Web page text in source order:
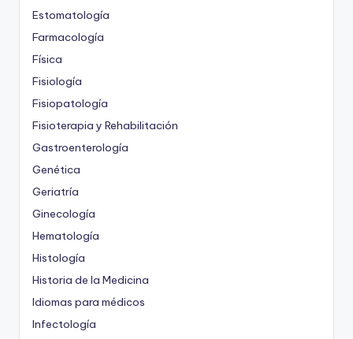
Estomatología
Farmacología
Física
Fisiología
Fisiopatología
Fisioterapia y Rehabilitación
Gastroenterología
Genética
Geriatría
Ginecología
Hematología
Histología
Historia de la Medicina
Idiomas para médicos
Infectología